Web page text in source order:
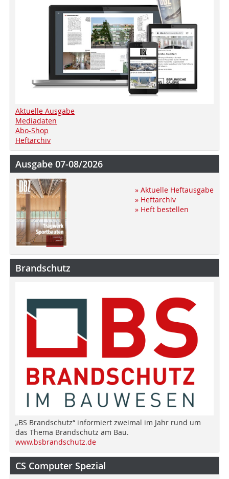
Aktuelle Ausgabe
Mediadaten
Abo-Shop
Heftarchiv
Ausgabe 07-08/2026
» Aktuelle Heftausgabe
» Heftarchiv
» Heft bestellen
Brandschutz
„BS Brandschutz“ informiert zweimal im Jahr rund um
das Thema Brandschutz am Bau.
www.bsbrandschutz.de
CS Computer Spezial